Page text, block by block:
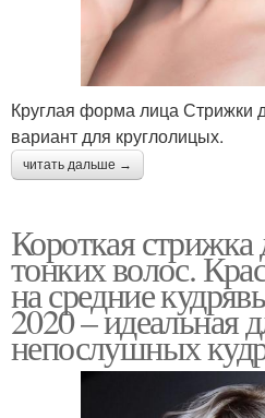
Круглая форма лица Стрижки
вариант для круглолицых.
читать дальше →
Короткая
тонких волос.
на средние
2020 – идеальная
непослушных